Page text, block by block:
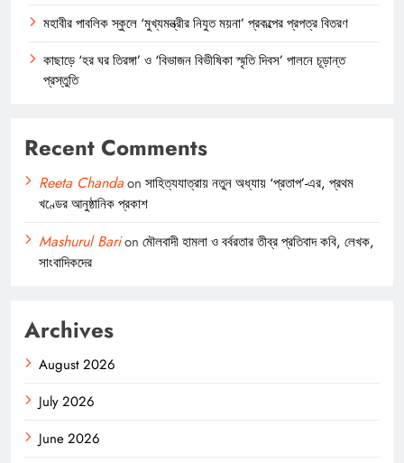
মহাবীর পাবলিক স্কুলে ‘মুখ্যমন্ত্রীর নিযুত ময়না’ প্রকল্পের প্রপত্র বিতরণ
কাছাড়ে ‘হর ঘর তিরঙ্গা’ ও ‘বিভাজন বিভীষিকা স্মৃতি দিবস’ পালনে চূড়ান্ত
প্রস্তুতি
Recent Comments
Reeta Chandaon সাহিত্যযাত্রায় নতুন অধ্যায় ‘প্রতাপ’-এর, প্রথম
খণ্ডের আনুষ্ঠানিক প্রকাশ
Mashurul Barion মৌলবাদী হামলা ও বর্বরতার তীব্র প্রতিবাদ কবি, লেখক,
সাংবাদিকদের
Archives
August 2026
July 2026
June 2026